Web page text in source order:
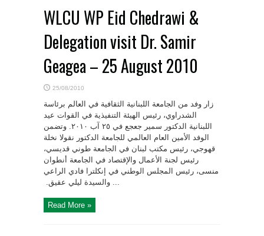
WLCU WP Eid Chedrawi &
Delegation visit Dr. Samir
Geagea – 25 August 2010
25/08/2010
زار وفد من الجامعة اللبنانية الثقافية في العالم برئاسة
عيد‏‎ ‎الشدراوي، رئيس الهيئة التنفيذية في القوات‎
الوفد الأمين العام العالمي للجامعة الدكتور نقولا ‏نخلة
قهوجي، رئيس مكتب لبنان في الجامعة طوني قديسي،
رئيس لجنة الأعمال والإقتصاد في الجامعة ‏أنطوان
منسى، رئيس المجلس الوطني في إنكلترا فادي الراعي
والسيدة ليلي عقيق. ‏ ...
Read More »